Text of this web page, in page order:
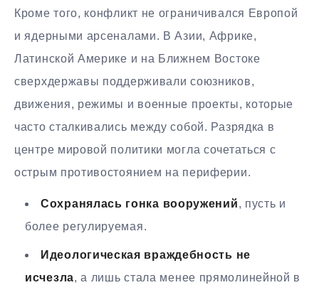
Кроме того, конфликт не ограничивался Европой
и ядерными арсеналами. В Азии, Африке,
Латинской Америке и на Ближнем Востоке
сверхдержавы поддерживали союзников,
движения, режимы и военные проекты, которые
часто сталкивались между собой. Разрядка в
центре мировой политики могла сочетаться с
острым противостоянием на периферии.
Сохранялась гонка вооружений, пусть и
более регулируемая.
Идеологическая враждебность не
исчезла, а лишь стала менее прямолинейной в